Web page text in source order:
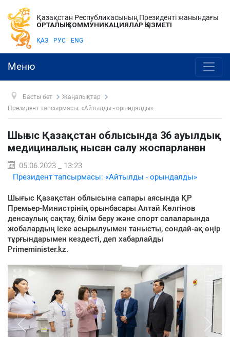
Қазақстан Республикасының Президенті жанындағы
ОРТАЛЫҚ КОММУНИКАЦИЯЛАР ҚЫЗМЕТІ
ҚАЗ РУС ENG
Меню
Басты бет
Жаңалықтар
Президент тапсырмасы: «Айтылды - орындалды»
Шығыс Қазақстан облысында 36 ауылдық
медициналық нысан салу жоспарланған
05.06.2023 _ 13:23
Президент тапсырмасы: «Айтылды - орындалды»
Шығыс Қазақстан облысына сапары аясында ҚР
Премьер-Министрінің орынбасары Алтай Көлгінов
денсаулық сақтау, білім беру және спорт салаларында
жобалардың іске асырылуымен танысты, сондай-ақ өңір
тұрғындарымен кездесті, деп хабарлайды
Primeminister.kz.